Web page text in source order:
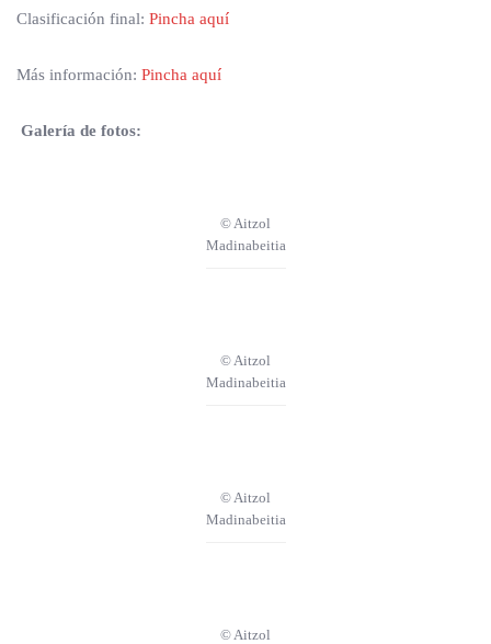
Clasificación final: Pincha aquí
Más información: Pincha aquí
Galería de fotos:
© Aitzol
Madinabeitia
© Aitzol
Madinabeitia
© Aitzol
Madinabeitia
© Aitzol